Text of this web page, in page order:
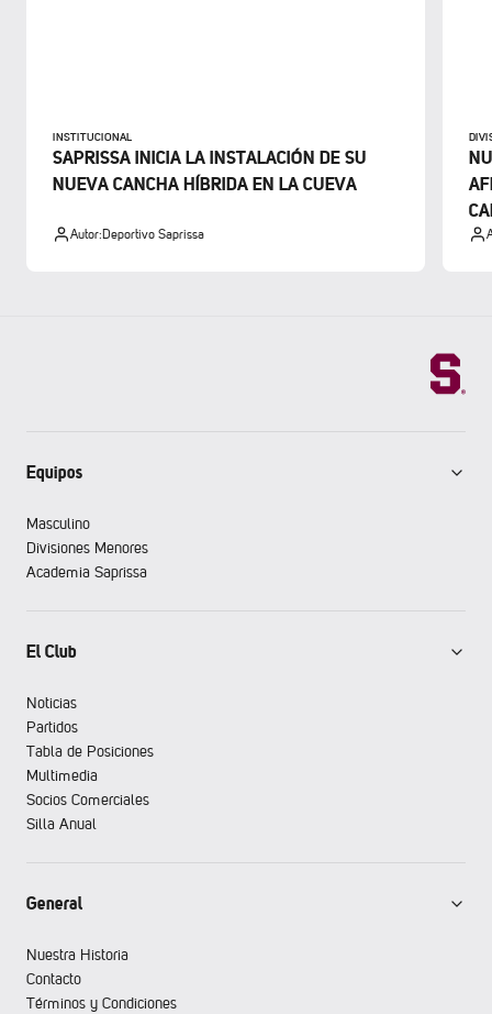
INSTITUCIONAL
SAPRISSA INICIA LA INSTALACIÓN DE SU
NUEVA CANCHA HÍBRIDA EN LA CUEVA
Autor:Deportivo Saprissa
Equipos
Masculino
Divisiones Menores
Academia Saprissa
El Club
Noticias
Partidos
Tabla de Posiciones
Multimedia
Socios Comerciales
Silla Anual
General
Nuestra Historia
Contacto
Términos y Condiciones